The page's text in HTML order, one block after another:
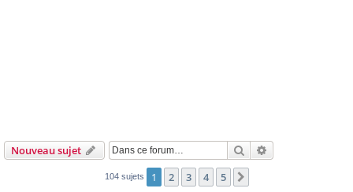
Nouveau sujet Rechercher
104 sujets 1 2 3 4 5